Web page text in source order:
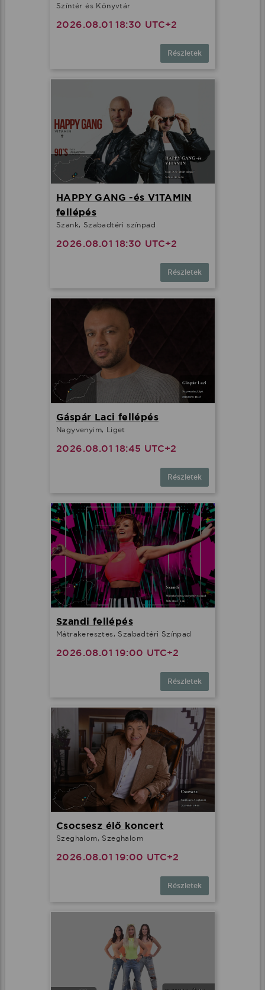
Színtér és Könyvtár
2026.08.01 18:30 UTC+2
Részletek
HAPPY GANG -és V1TAMIN
fellépés
Szank, Szabadtéri színpad
2026.08.01 18:30 UTC+2
Részletek
Gáspár Laci fellépés
Nagyvenyim, Liget
2026.08.01 18:45 UTC+2
Részletek
Szandi fellépés
Mátrakeresztes, Szabadtéri Színpad
2026.08.01 19:00 UTC+2
Részletek
Csocsesz élő koncert
Szeghalom, Szeghalom
2026.08.01 19:00 UTC+2
Részletek